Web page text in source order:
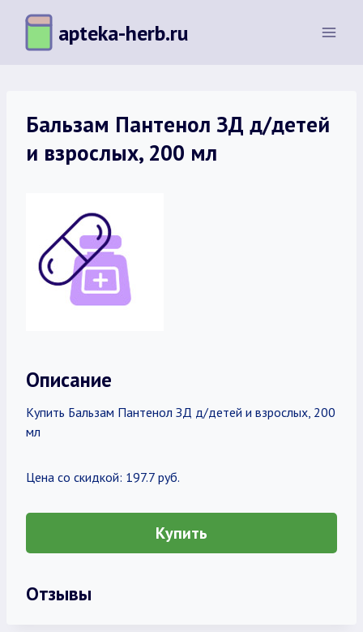
Перейти
содержимому
apteka-herb.ru
Бальзам Пантенол ЗД д/детей
и взрослых, 200 мл
Описание
Купить Бальзам Пантенол ЗД д/детей и взрослых, 200
мл
Цена со скидкой: 197.7 руб.
Купить
Отзывы